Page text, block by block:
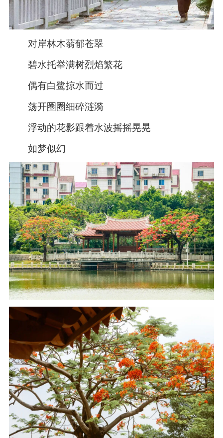
对岸林木蓊郁苍翠
碧水托举满树烈焰繁花
偶有白鹭掠水而过
荡开圈圈细碎涟漪
浮动的花影跟着水波摇摇晃晃
如梦似幻